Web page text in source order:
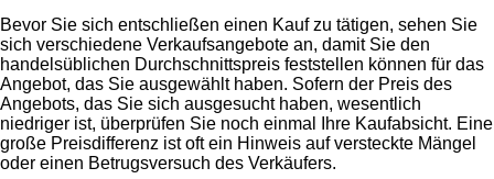
Bevor Sie sich entschließen einen Kauf zu tätigen, sehen Sie
sich verschiedene Verkaufsangebote an, damit Sie den
handelsüblichen Durchschnittspreis feststellen können für das
Angebot, das Sie ausgewählt haben. Sofern der Preis des
Angebots, das Sie sich ausgesucht haben, wesentlich
niedriger ist, überprüfen Sie noch einmal Ihre Kaufabsicht. Eine
große Preisdifferenz ist oft ein Hinweis auf versteckte Mängel
oder einen Betrugsversuch des Verkäufers.